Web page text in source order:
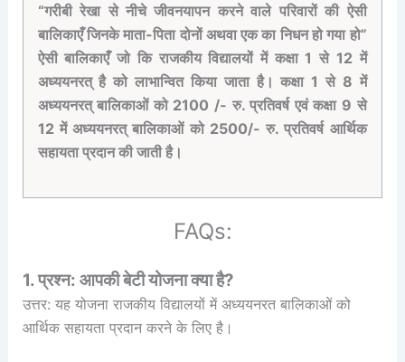
“गरीबी रेखा से नीचे जीवनयापन करने वाले परिवारों की ऐसी
बालिकाएँ जिनके माता-पिता दोनों अथवा एक का निधन हो गया हो”
ऐसी बालिकाएँ जो कि राजकीय विद्यालयों में कक्षा 1 से 12 में
अध्ययनरत् है को लाभान्वित किया जाता है। कक्षा 1 से 8 में
अध्ययनरत् बालिकाओं को 2100 /- रु. प्रतिवर्ष एवं कक्षा 9 से
12 में अध्ययनरत् बालिकाओं को 2500/- रु. प्रतिवर्ष आर्थिक
सहायता प्रदान की जाती है।
FAQs:
1. प्रश्न: आपकी बेटी योजना क्या है?
उत्तर: यह योजना राजकीय विद्यालयों में अध्ययनरत बालिकाओं को
आर्थिक सहायता प्रदान करने के लिए है।